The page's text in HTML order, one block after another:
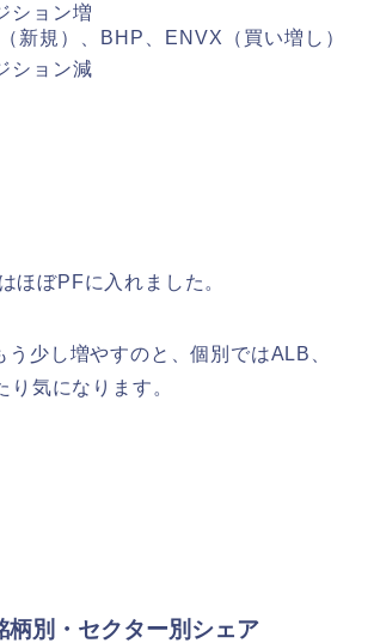
ション増
新規）、BHP、ENVX（買い増し）
ション減
ほぼPFに入れました。
う少し増やすのと、個別ではALB、
気になります。
柄別・セクター別シェア